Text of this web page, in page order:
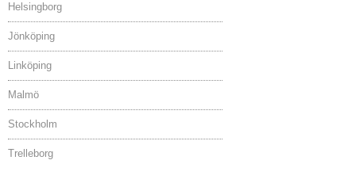
Helsingborg
Jönköping
Linköping
Malmö
Stockholm
Trelleborg